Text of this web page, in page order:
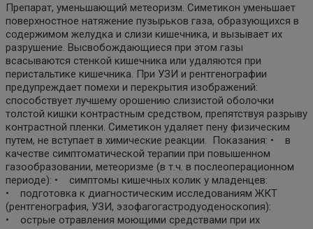
Препарат, уменьшающий метеоризм. Симетикон уменьшает
поверхностное натяжение пузырьков газа, образующихся в
содержимом желудка и слизи кишечника, и вызывает их
разрушение. Высвобождающиеся при этом газы
всасываются стенкой кишечника или удаляются при
перистальтике кишечника. При УЗИ и рентгенографии
предупреждает помехи и перекрытия изображений:
способствует лучшему орошению слизистой оболочки
толстой кишки контрастным средством, препятствуя разрыву
контрастной пленки. Симетикон удаляет пену физическим
путем, не вступает в химические реакции. Показания: • в
качестве симптоматической терапии при повышенном
газообразовании, метеоризме (в т.ч. в послеоперационном
периоде): • симптомы кишечных колик у младенцев:
• подготовка к диагностическим исследованиям ЖКТ
(рентгенография, УЗИ, эзофагогастродуоденоскопия):
• острые отравления моющими средствами при их